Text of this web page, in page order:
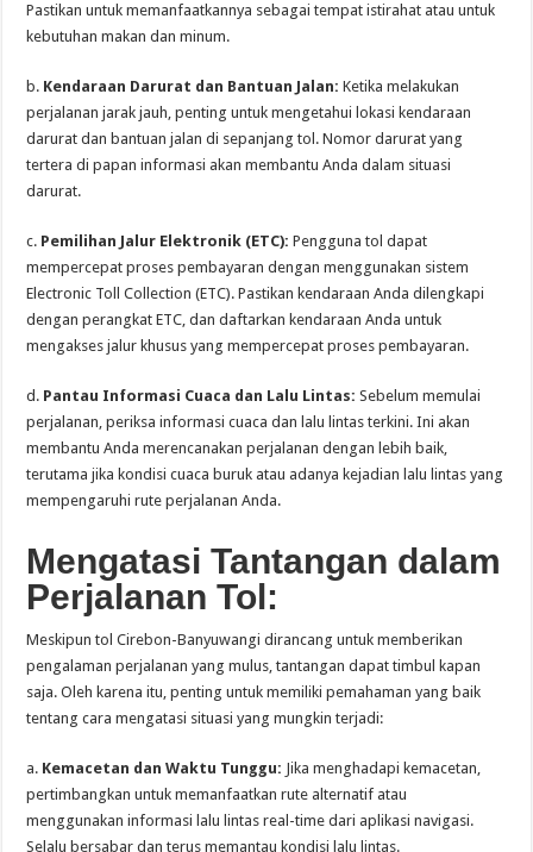
Pastikan untuk memanfaatkannya sebagai tempat istirahat atau untuk
kebutuhan makan dan minum.
b. Kendaraan Darurat dan Bantuan Jalan: Ketika melakukan
perjalanan jarak jauh, penting untuk mengetahui lokasi kendaraan
darurat dan bantuan jalan di sepanjang tol. Nomor darurat yang
tertera di papan informasi akan membantu Anda dalam situasi
darurat.
c. Pemilihan Jalur Elektronik (ETC): Pengguna tol dapat
mempercepat proses pembayaran dengan menggunakan sistem
Electronic Toll Collection (ETC). Pastikan kendaraan Anda dilengkapi
dengan perangkat ETC, dan daftarkan kendaraan Anda untuk
mengakses jalur khusus yang mempercepat proses pembayaran.
d. Pantau Informasi Cuaca dan Lalu Lintas: Sebelum memulai
perjalanan, periksa informasi cuaca dan lalu lintas terkini. Ini akan
membantu Anda merencanakan perjalanan dengan lebih baik,
terutama jika kondisi cuaca buruk atau adanya kejadian lalu lintas yang
mempengaruhi rute perjalanan Anda.
Mengatasi Tantangan dalam
Perjalanan Tol:
Meskipun tol Cirebon-Banyuwangi dirancang untuk memberikan
pengalaman perjalanan yang mulus, tantangan dapat timbul kapan
saja. Oleh karena itu, penting untuk memiliki pemahaman yang baik
tentang cara mengatasi situasi yang mungkin terjadi:
a. Kemacetan dan Waktu Tunggu: Jika menghadapi kemacetan,
pertimbangkan untuk memanfaatkan rute alternatif atau
menggunakan informasi lalu lintas real-time dari aplikasi navigasi.
Selalu bersabar dan terus memantau kondisi lalu lintas.